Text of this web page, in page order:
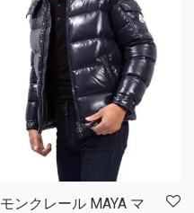
モンクレール MAYA マ